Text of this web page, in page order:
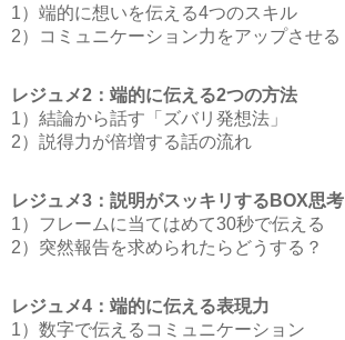
1）端的に想いを伝える4つのスキル
2）コミュニケーション力をアップさせる
レジュメ2：端的に伝える2つの方法
1）結論から話す「ズバリ発想法」
2）説得力が倍増する話の流れ
レジュメ3：説明がスッキリするBOX思考
1）フレームに当てはめて30秒で伝える
2）突然報告を求められたらどうする？
レジュメ4：端的に伝える表現力
1）数字で伝えるコミュニケーション